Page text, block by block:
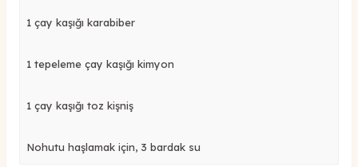
1 çay kaşığı karabiber
1 tepeleme çay kaşığı kimyon
1 çay kaşığı toz kişniş
Nohutu haşlamak için, 3 bardak su